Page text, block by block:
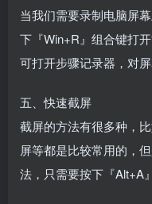
当我们需要录制电脑屏
下『Win+R』组合键打
可打开步骤记录器，对屏
五、快速截屏
截屏的方法有很多种，
屏等都是比较常用的，
法，只需要按下『Alt+A